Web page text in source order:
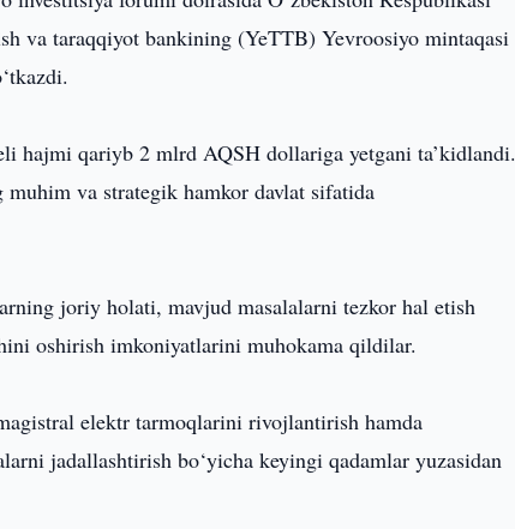
va taraqqiyot bankining (YeTTB) Yevroosiyo mintaqasi
hajmi qariyb 2 mlrd AQSH dollariga yetgani ta’kidlandi.
va strategik hamkor davlat sifatida
joriy holati, mavjud masalalarni tezkor hal etish
oshirish imkoniyatlarini muhokama qildilar.
elektr tarmoqlarini rivojlantirish hamda
jadallashtirish bo‘yicha keyingi qadamlar yuzasidan